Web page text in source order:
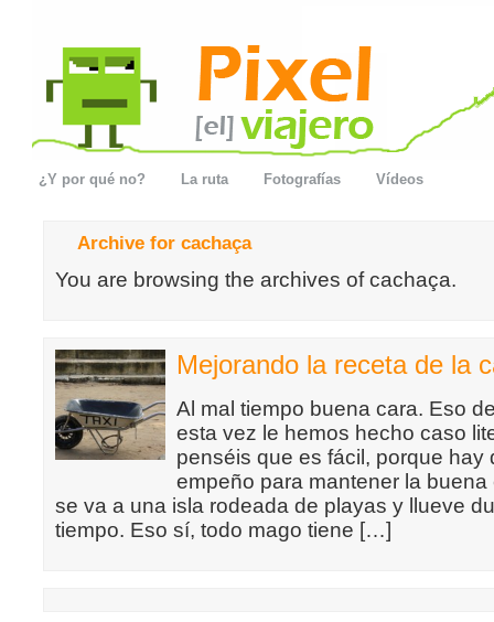
¿Y por qué no? La ruta Fotografías Vídeos
Archive for cachaça
You are browsing the archives of cachaça.
Mejorando la receta de la
Al mal tiempo buena cara. Eso
esta vez le hemos hecho caso
penséis que es fácil, porque hay
empeño para mantener la
se va a una isla rodeada de playas y llueve
tiempo. Eso sí, todo mago tiene […]